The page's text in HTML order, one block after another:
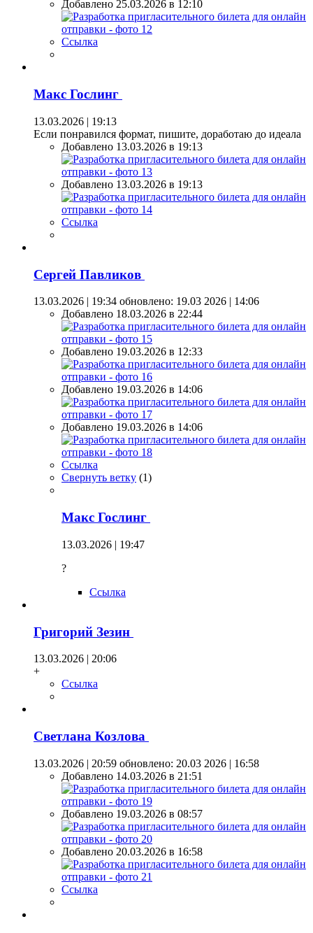
Добавлено 25.03.2026 в 12:10
Ссылка
Макс Гослинг
13.03.2026 | 19:13
Если понравился формат, пишите, доработаю до идеала
Добавлено 13.03.2026 в 19:13
Добавлено 13.03.2026 в 19:13
Ссылка
Сергей Павликов
13.03.2026 | 19:34 обновлено: 19.03 2026 | 14:06
Добавлено 18.03.2026 в 22:44
Добавлено 19.03.2026 в 12:33
Добавлено 19.03.2026 в 14:06
Добавлено 19.03.2026 в 14:06
Ссылка
Свернуть ветку (1)
Макс Гослинг
13.03.2026 | 19:47
?
Ссылка
Григорий Зезин
13.03.2026 | 20:06
+
Ссылка
Светлана Козлова
13.03.2026 | 20:59 обновлено: 20.03 2026 | 16:58
Добавлено 14.03.2026 в 21:51
Добавлено 19.03.2026 в 08:57
Добавлено 20.03.2026 в 16:58
Ссылка